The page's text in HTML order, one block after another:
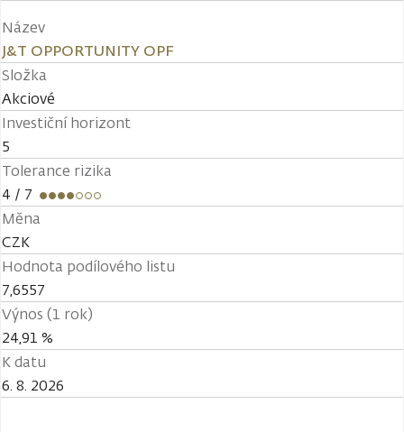
Název
J&T OPPORTUNITY OPF
Složka
Akciové
Investiční horizont
5
Tolerance rizika
4 / 7
Měna
CZK
Hodnota podílového listu
7,6557
Výnos (1 rok)
24,91 %
K datu
6. 8. 2026